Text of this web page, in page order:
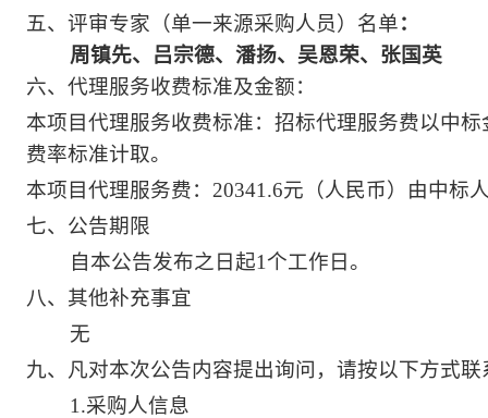
五、评审专家（单一来源采购人员）名单：
周镇先、吕宗德、潘扬、吴恩荣、张国英
六、 代理服务收费标准及金额：
本项目代理服务收费标准：招标代理服务费以中
费率标准计取。
本项目代理服务费：20341.6元（人民币）由中标
七、公告期限
自本公告发布之日起1个工作日。
八、其他补充事宜
无
九、凡对本次公告内容提出询问，请按以下方式联
1.采购人信息